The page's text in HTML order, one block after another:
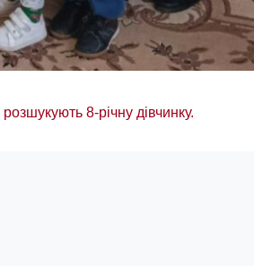
розшукують 8-річну дівчинку.